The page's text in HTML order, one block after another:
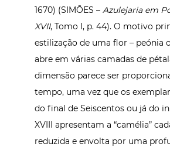
1670) (SIMÕES – Azulejaria em
XVII, Tomo I, p. 44). O motivo
estilização de uma flor – peónia
abre em várias camadas de
dimensão parece ser
tempo, uma vez que os
do final de Seiscentos ou já do
XVIII apresentam a “camélia”
reduzida e envolta por uma